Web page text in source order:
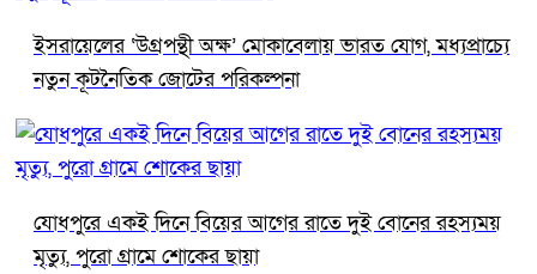
ইসরায়েলের ‘উগ্রপন্থী অক্ষ’ মোকাবেলায় ভারত যোগ, মধ্যপ্রাচ্যে
নতুন কূটনৈতিক জোটের পরিকল্পনা
যোধপুরে একই দিনে বিয়ের আগের রাতে দুই বোনের রহস্যময়
মৃত্যু, পুরো গ্রামে শোকের ছায়া